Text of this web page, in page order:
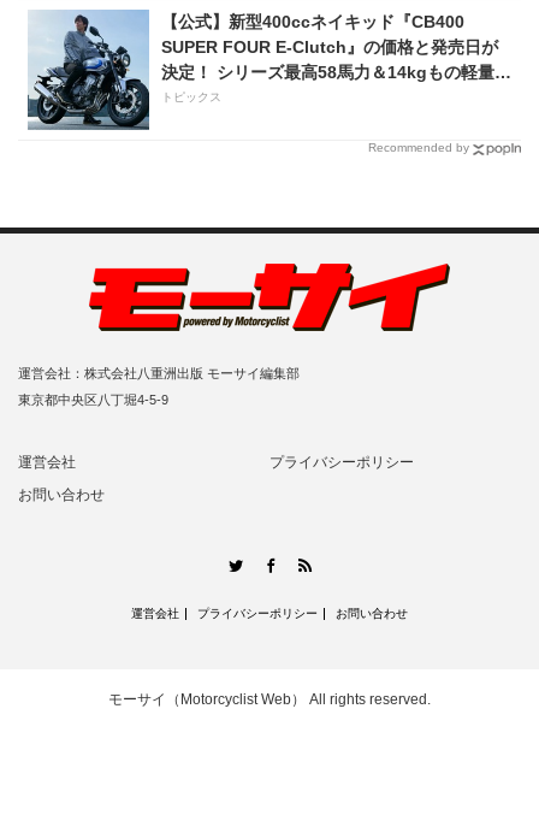
【公式】新型400ccネイキッド『CB400
SUPER FOUR E-Clutch』の価格と発売日が
決定！ シリーズ最高58馬力＆14kgもの軽量
化!? 完全に「旧CB400SF」を超えた!?
トピックス
Recommended by
運営会社：株式会社八重洲出版 モーサイ編集部
東京都中央区八丁堀4-5-9
運営会社
プライバシーポリシー
お問い合わせ
TwitterFacebook
運営会社 プライバシーポリシー お問い合わせ
モーサイ（Motorcyclist Web） All rights reserved.